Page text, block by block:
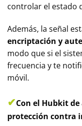
controlar el estado
Además, la señal
encriptación y
modo que si el
frecuencia y te
móvil.
✔Con el Hubkit
protección contra